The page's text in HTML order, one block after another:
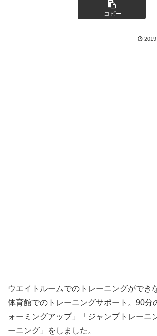
コピー
ウエイトルームでのトレーニングができ
体育館でのトレーニングサポート。90分
ォーミングアップ」「ジャンプトレーニ
ーニング」をしました。